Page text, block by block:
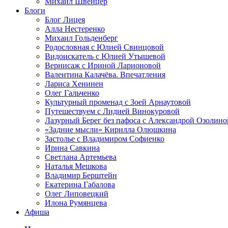
Блоги
Блог Лицея
Алла Нестеренко
Михаил Гольденберг
Родословная с Юлией Свинцовой
Видоискатель с Юлией Утышевой
Вернисаж с Ириной Ларионовой
Валентина Калачёва. Впечатления
Лариса Хенинен
Олег Гальченко
Культурный променад с Зоей Арнаутовой
Путешествуем с Лидией Винокуровой
Лазурный Берег без пафоса с Александрой
«Задние мысли» Кирилла Олюшкина
Застолье с Владимиром Софиенко
Ирина Савкина
Светлана Артемьева
Наталья Мешкова
Владимир Берштейн
Екатерина Габалова
Олег Липовецкий
Илона Румянцева
Афиша